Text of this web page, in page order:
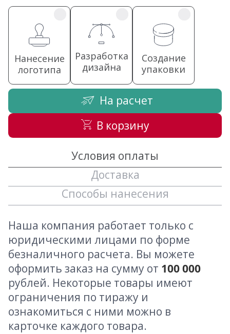
Нанесение
логотипа
Разработка
дизайна
Создание
упаковки
На расчет
В корзину
Условия оплаты
Доставка
Способы нанесения
Наша компания работает только с
юридическими лицами по форме
безналичного расчета. Вы можете
оформить заказ на сумму от 100 000
рублей. Некоторые товары имеют
ограничения по тиражу и
ознакомиться с ними можно в
карточке каждого товара.